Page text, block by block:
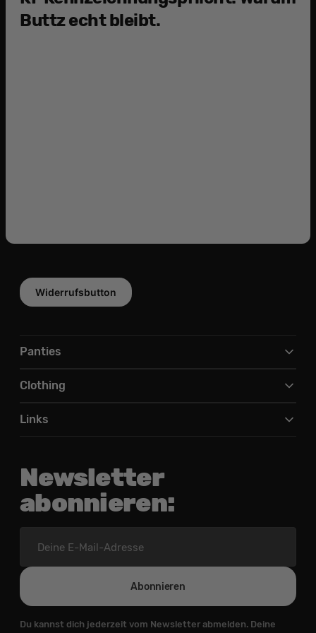
Buttz echt bleibt.
Widerrufsbutton
Panties
Clothing
Links
Newsletter
abonnieren:
Mail-
Adresse
Abonnieren
Du kannst dich jederzeit vom Newsletter abmelden. Deine